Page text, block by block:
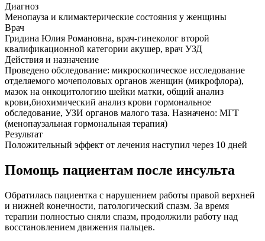
Диагноз
Менопауза и климактерические состояния у женщины
Врач
Гридина Юлия Романовна, врач-гинеколог второй
квалификационной категории акушер, врач УЗД
Действия и назначение
Проведено обследование: микроскопическое исследование
отделяемого мочеполовых органов женщин (микрофлора),
мазок на онкоцитологию шейки матки, общий анализ
крови,биохимический анализ крови гормональное
обследование, УЗИ органов малого таза. Назначено: МГТ
(менопаузальная гормональная терапия)
Результат
Положительный эффект от лечения наступил через 10 дней
Помощь пациентам после инсульта
Обратилась пациентка с нарушением работы правой верхней
и нижней конечности, патологический спазм. За время
терапии полностью сняли спазм, продолжили работу над
восстановлением движения пальцев.